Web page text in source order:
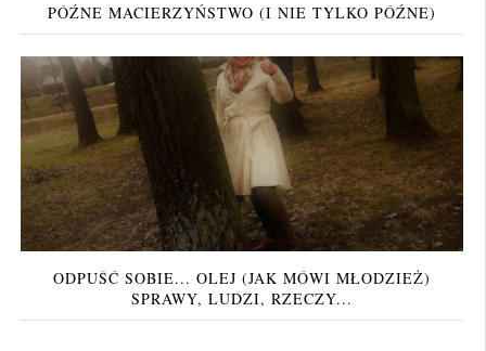
PÓŹNE MACIERZYŃSTWO (I NIE TYLKO PÓŹNE)
ODPUŚĆ SOBIE... OLEJ (JAK MÓWI MŁODZIEŻ)
SPRAWY, LUDZI, RZECZY...